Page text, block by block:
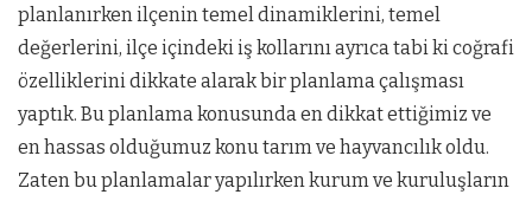
planlanırken ilçenin temel dinamiklerini, temel
değerlerini, ilçe içindeki iş kollarını ayrıca tabi ki coğrafi
özelliklerini dikkate alarak bir planlama çalışması
yaptık. Bu planlama konusunda en dikkat ettiğimiz ve
en hassas olduğumuz konu tarım ve hayvancılık oldu.
Zaten bu planlamalar yapılırken kurum ve kuruluşların